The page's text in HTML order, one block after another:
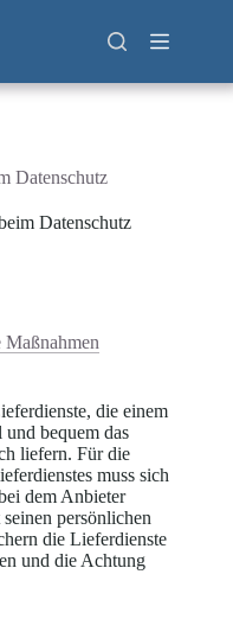
Datenschutz
Datenschutz
die einem
und bequem das
liefern. Für die
muss sich
dem Anbieter
persönlichen
die Lieferdienste
und die Achtung